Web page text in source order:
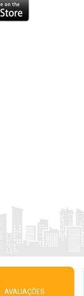
AVALIAÇÕES